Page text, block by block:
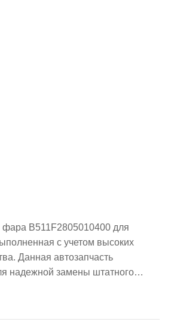
B511F2805010400 для
с учетом высоких
Данная автозапчасть
надежной замены штатного
обеспечивая отличную
гарантирует долгий срок